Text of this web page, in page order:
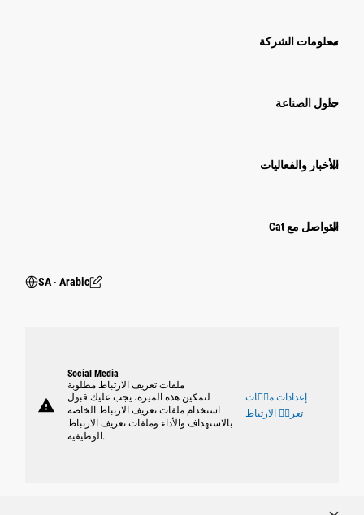
معلومات الشركة
حلول الصناعة
الأخبار والفعاليات
التواصل مع Cat
SA ‧ Arabic
warning
Social Media
ملفات تعريف الارتباط مطلوبة
لتمكين هذه الميزة، يجب عليك قبول
استخدام ملفات تعريف الارتباط الخاصة
بالاستهداف والأداء وملفات تعريف الارتباط
الوظيفية.
إعدادات ملٝات
تعريٝ الارتباط